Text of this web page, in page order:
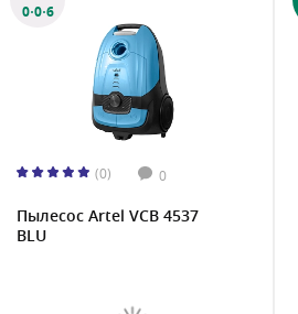
0·0·6
(0) 0
Пылесос Artel VCB 4537
BLU